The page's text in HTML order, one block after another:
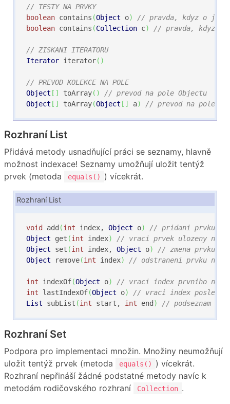
// TESTY NA PRVKY
boolean contains (Object o)
// pravda, kdyz o je
boolean contains (Collection c) // pravda, kdyz
// ZISKANI ITERATORU
Iterator iterator( )
// PREVOD KOLEKCE NA POLE
Object [ ] toArray( )
// prevod na pole Objectu
Object [ ] toArray(Object [ ] a) // prevod na pole
Rozhraní List
Přidává metody usnadňující práci se seznamy, hlavně
možnost indexace! Seznamy umožňují uložit tentýž
prvek (metoda
equals() ) vícekrát.
Rozhraní List
void add (int index, Object o)
// pridani prvku na
Object get (int index)
// vraci prvek ulozeny na
Object set (int index, Object o)
// zmena prvku
Object remove(int index) // odstraneni prvku na
int indexOf(Object o)
// vraci index prvniho
int lastIndexOf(Object o)
// vraci index
List subList (int start, int end ) // podseznam
Rozhraní Set
Podpora pro implementaci množin. Množiny neumožňují
uložit tentýž prvek (metoda
equals()
) vícekrát.
Rozhraní nepřináší žádné podstatné metody navíc k
metodám rodičovského rozhraní
Collection .